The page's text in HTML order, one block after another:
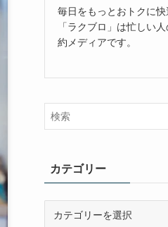
毎日をもっとおトクに快
「ラクブロ」は忙しい
約メディアです。
カテゴリー